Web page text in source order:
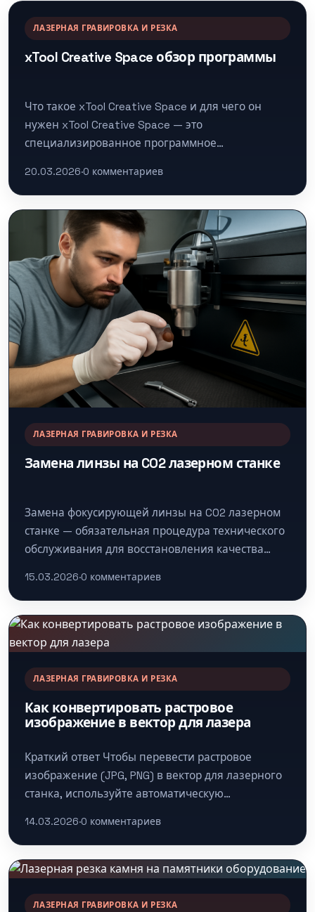
ЛАЗЕРНАЯ ГРАВИРОВКА И РЕЗКА
xTool Creative Space обзор программы
Что такое xTool Creative Space и для чего он
нужен xTool Creative Space — это
специализированное программное
для управления своими…
20.03.2026·0 комментариев
ЛАЗЕРНАЯ ГРАВИРОВКА И РЕЗКА
Замена линзы на CO2 лазерном станке
Замена фокусирующей линзы на CO2 лазерном
станке — обязательная процедура технического
обслуживания для восстановления качества
безопасное отключение и вскрытие…
15.03.2026·0 комментариев
ЛАЗЕРНАЯ ГРАВИРОВКА И РЕЗКА
Как конвертировать растровое
изображение в вектор для лазера
Краткий ответ Чтобы перевести растровое
изображение (JPG, PNG) в вектор для лазерного
станка, используйте автоматическую
CorelDRAW (PowerTRACE)…
14.03.2026·0 комментариев
ЛАЗЕРНАЯ ГРАВИРОВКА И РЕЗКА